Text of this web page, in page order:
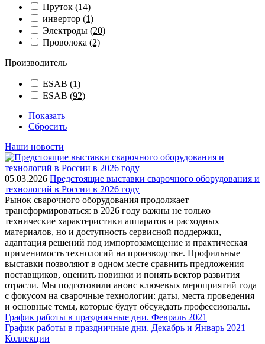
Пруток (14)
инвертор (1)
Электроды (20)
Проволока (2)
Производитель
ESAB (1)
ESAB (92)
Показать
Сбросить
Наши новости
05.03.2026 Предстоящие выставки сварочного оборудования и
технологий в России в 2026 году
Рынок сварочного оборудования продолжает
трансформироваться: в 2026 году важны не только
технические характеристики аппаратов и расходных
материалов, но и доступность сервисной поддержки,
адаптация решений под импортозамещение и практическая
применимость технологий на производстве. Профильные
выставки позволяют в одном месте сравнить предложения
поставщиков, оценить новинки и понять вектор развития
отрасли. Мы подготовили анонс ключевых мероприятий года
с фокусом на сварочные технологии: даты, места проведения
и основные темы, которые будут обсуждать профессионалы.
График работы в праздничные дни. Февраль 2021
График работы в праздничные дни. Декабрь и Январь 2021
Коллекции